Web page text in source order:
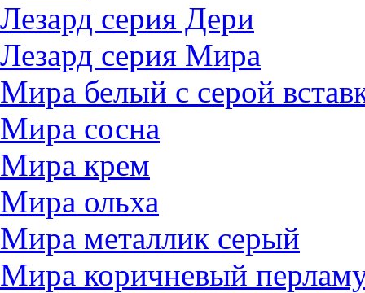
Лезард серия Дери
Лезард серия Мира
Мира белый c серой
Мира сосна
Мира крем
Мира ольха
Мира металлик серый
Мира коричневый